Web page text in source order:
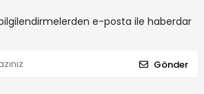
e-posta ile haberdar
Gönder